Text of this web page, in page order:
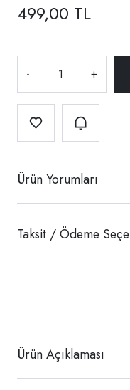
499,00 TL
- +
Ürün Yorumları
Taksit / Ödeme
Ürün Açıklaması